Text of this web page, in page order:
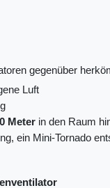
gegenüber
Luft
Meter in den Raum
ein Mini-Tornado